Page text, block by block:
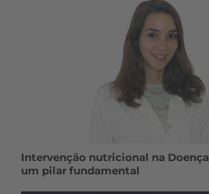
Intervenção nutricional na
um pilar fundamental